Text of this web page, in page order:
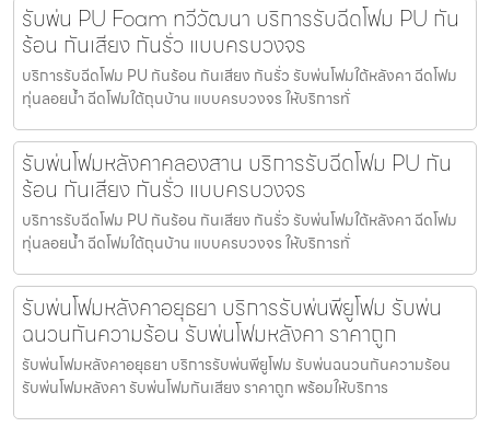
รับพ่น PU Foam ทวีวัฒนา บริการรับฉีดโฟม PU กัน
ร้อน กันเสียง กันรั่ว แบบครบวงจร
บริการรับฉีดโฟม PU กันร้อน กันเสียง กันรั่ว รับพ่นโฟมใต้หลังคา ฉีดโฟม
ทุ่นลอยน้ำ ฉีดโฟมใต้ถุนบ้าน แบบครบวงจร ให้บริการทั่
รับพ่นโฟมหลังคาคลองสาน บริการรับฉีดโฟม PU กัน
ร้อน กันเสียง กันรั่ว แบบครบวงจร
บริการรับฉีดโฟม PU กันร้อน กันเสียง กันรั่ว รับพ่นโฟมใต้หลังคา ฉีดโฟม
ทุ่นลอยน้ำ ฉีดโฟมใต้ถุนบ้าน แบบครบวงจร ให้บริการทั่
รับพ่นโฟมหลังคาอยุธยา บริการรับพ่นพียูโฟม รับพ่น
ฉนวนกันความร้อน รับพ่นโฟมหลังคา ราคาถูก
รับพ่นโฟมหลังคาอยุธยา บริการรับพ่นพียูโฟม รับพ่นฉนวนกันความร้อน
รับพ่นโฟมหลังคา รับพ่นโฟมกันเสียง ราคาถูก พร้อมให้บริการ